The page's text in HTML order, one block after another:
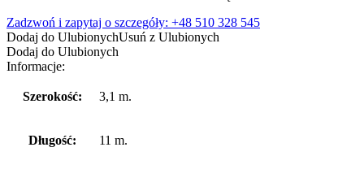
Zadzwoń i zapytaj o szczegóły: +48 510 328 545
Dodaj do UlubionychUsuń z Ulubionych
Dodaj do Ulubionych
Informacje:
Szerokość: 3,1 m.
Długość: 11 m.